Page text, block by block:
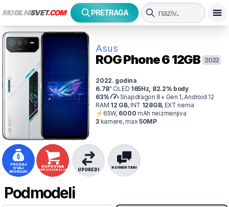
MOBILNISVET.COM PRETRAGA
Asus
ROG Phone 612GB 2022
2022. godina
6.78" OLED 165Hz 82.2% body
63%
Snapdragon 8+ Gen 1, Android 12
RAM 12 GB,INT 128GB, EXT nema
⚡ 65W, 6000 mAh neizmenjiva
3 kamere, max 50MP
PRODAJ
OVAJ
MOBILNI
KUPOVINA
SPECIFIKACIJA KOMENTARI
UPOREDI
Podmodeli